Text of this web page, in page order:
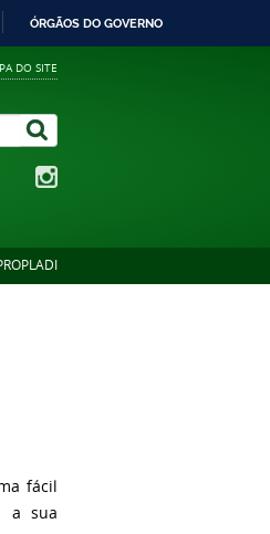
ÓRGÃOS DO GOVERNO
DO SITE
fácil
a sua